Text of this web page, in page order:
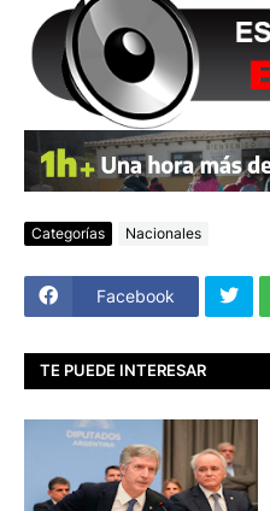
Categorías Nacionales
Facebook
TE PUEDE INTERESAR